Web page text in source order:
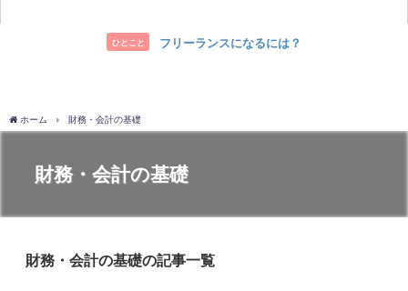
ひとこと フリーランスになるには？
ホーム 財務・会計の基礎
財務・会計の基礎
財務・会計の基礎の記事一覧